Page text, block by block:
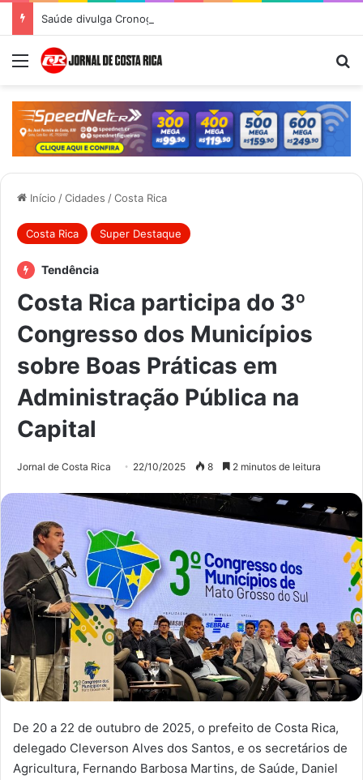
Menu
Início /Cidades /Costa Rica
Costa Rica Super Destaque
Tendência
Costa Rica participa do 3º
Congresso dos Municípios
sobre Boas Práticas em
Administração Pública na
Capital
Jornal de Costa Rica 22/10/2025 8 2 minutos de leitura
De 20 a 22 de outubro de 2025, o prefeito de Costa Rica,
delegado Cleverson Alves dos Santos, e os secretários de
Agricultura, Fernando Barbosa Martins, de Saúde, Daniel